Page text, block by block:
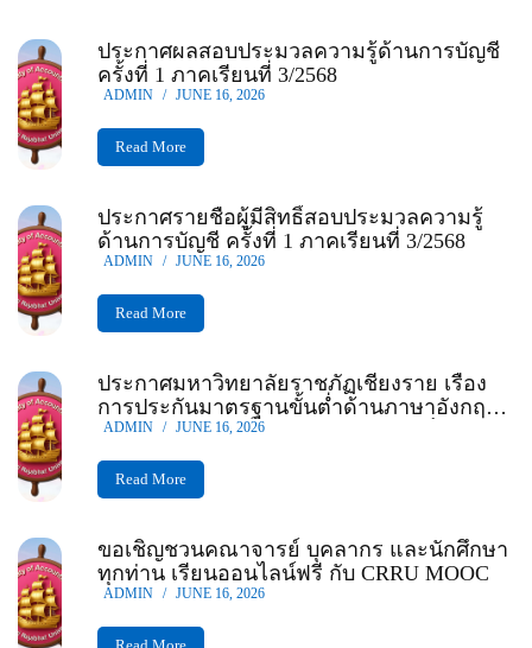
ประกาศผลสอบประมวลความรู้ด้านการบัญชี
ครั้งที่ 1 ภาคเรียนที่ 3/2568
ADMIN / JUNE 16, 2026
Read More
ประกาศรายชื่อผู้มีสิทธิ์สอบประมวลความรู้
ด้านการบัญชี ครั้งที่ 1 ภาคเรียนที่ 3/2568
ADMIN / JUNE 16, 2026
Read More
ประกาศมหาวิทยาลัยราชภัฏเชียงราย เรื่อง
การประกันมาตรฐานขั้นต่ำด้านภาษาอังกฤษ
สำหรับนักศึกษาแรกเข้าและก่อนสำเร็จการ
ADMIN / JUNE 16, 2026
Read More
ขอเชิญชวนคณาจารย์ บุคลากร และนักศึกษา
ทุกท่าน เรียนออนไลน์ฟรี กับ CRRU MOOC
ADMIN / JUNE 16, 2026